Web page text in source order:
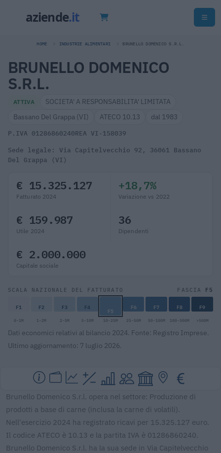
HOME INDUSTRIE ALIMENTARI BRUNELLO DOMENICO S.R.L.
BRUNELLO DOMENICO
S.R.L.
ATTIVA
SOCIETA' A RESPONSABILITA' LIMITATA
Bassano Del Grappa (VI)
ATECO 10.13 dal 1983
P.IVA 01286860240REA VI-158039
Sede legale: Via Capitelvecchio 92, 36061 Bassano
Del Grappa (VI)
€ 15.325.127
Fatturato 2024
+18,7%
Variazione vs 2022
€ 159.987
Utile 2024
36
Dipendenti
€ 2.000.000
Capitale sociale
SCALA NAZIONALE DEL FATTURATO FASCIA F5
F1 F2 F3 F4 F5 F6 F7 F8 F9
0-1M 1-2M 2-5M 5-10M 10-25M 25-50M 50-100M 100-500M >500M
Dati economici relativi al bilancio 2024. Fonte: Registro Imprese.
Ultimo aggiornamento: 7 luglio 2026.
Brunello Domenico S.r.l. opera nel settore: Produzione di
prodotti a base di carne (inclusa la carne di volatili).
Nell'esercizio 2024 ha registrato ricavi per 15.325.127 euro.
Il codice ATECO è 10.13 e la partita IVA è 01286860240.
Brunello Domenico S.r.l. ha la sua sede in Via Capitelvecchio